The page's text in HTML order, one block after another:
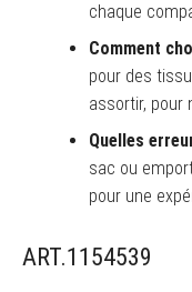
chaque
Comment
pour des
assortir, pour
Quelles
sac ou
pour une
ART.1154539